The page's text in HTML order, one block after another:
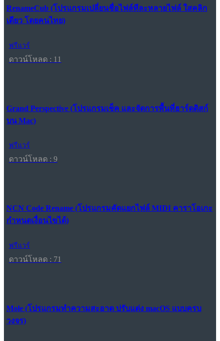
RenameCub (โปรแกรมเปลี่ยนชื่อไฟล์ทีละหลายไฟล์ ใสคลิก
เดียว โดยคนไทย)
ฟรีแวร์
ดาวน์โหลด : 11
Grand Perspective (โปรแกรมเช็ค และจัดการพื้นที่ฮาร์ดดิสก์
บน Mac)
ฟรีแวร์
ดาวน์โหลด : 9
NCN Code Rename (โปรแกรมคัดแยกไฟล์ MIDI คาราโอเกะ
กำหนดเงื่อนไขได้)
ฟรีแวร์
ดาวน์โหลด : 71
Mole (โปรแกรมทำความสะอาด ปรับแต่ง macOS แบบครบ
วงจร)